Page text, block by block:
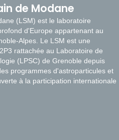
de Modane
(LSM) est le laboratoire
d'Europe appartenant au
Alpes. Le LSM est une
rattachée au Laboratoire de
(LPSC) de Grenoble depuis
programmes d'astroparticules et
à la participation internationale